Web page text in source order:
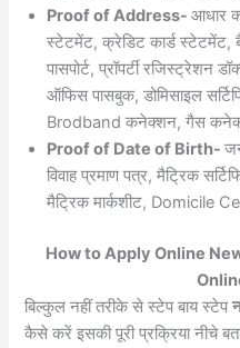
Proof of Address-आधार
स्टेटमेंट, क्रेडिट कार्ड स्टेटमेंट,
पासपोर्ट, प्रॉपर्टी रजिस्ट्रेशन
ऑफिस पासबुक, डोमिसाइल
Brodband कनेक्शन, गैस
Proof of Date of Birth-
विवाह प्रमाण पत्र, मैट्रिक
मैट्रिक मार्कशीट, Domicile
How to Apply Online
बिल्कुल नहीं तरीके से स्टेप बाय स्टेप
कैसे करें इसकी पूरी प्रक्रिया नीचे